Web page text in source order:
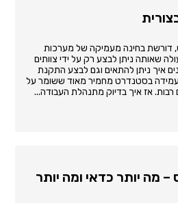
דורשת בחינה מעמיקה של מערכות
שאותה ניתן לבצע רק על ידי צוותים
איך ניתן להתאים וגם לבצע התקנת
בסטנדרט מחמיר מאוד ששומר על
רבות. אז איך בדיוק מתנהלת העבודה...
מה יותר כדאי ומה יותר